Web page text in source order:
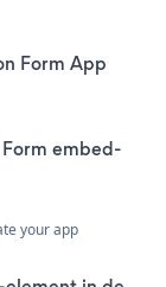
Form App
embed-
your app